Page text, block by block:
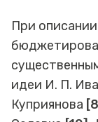
При
идеи И. П.
Куприянова